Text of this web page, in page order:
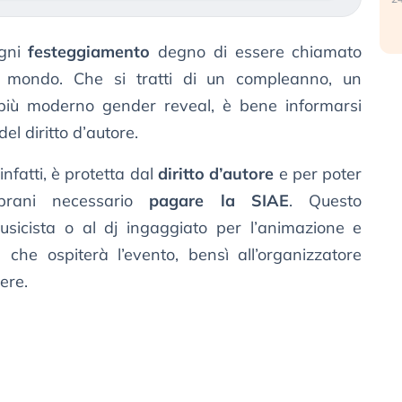
festeggiamento degno di essere chiamato
Che si tratti di un compleanno, un
moderno gender reveal, è bene informarsi
diritto d’autore.
è protetta daldiritto d’autore e per poter
necessario pagare la SIAE. Questo
o al dj ingaggiato per l’animazione e
ospiterà l’evento, bensì all’organizzatore